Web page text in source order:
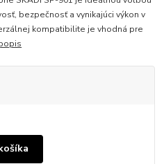
bezpečnosť a vynikajúci výkon v
kompatibilite je vhodná pre